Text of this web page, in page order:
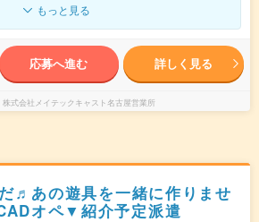
もっと見る
応募へ進む 詳しく見る
株式会社メイテックキャスト名古屋営業所
♬あの遊具を一緒に作りませ
オペ▼紹介予定派遣